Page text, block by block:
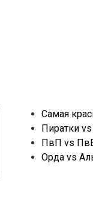
Самая
Пиратки
ПвП vs
Орда vs